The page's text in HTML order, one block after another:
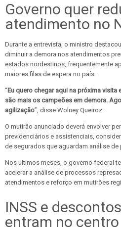
Governo quer
atendimento no
Durante a entrevista, o ministro
diminuir a demora nos atendimentos
estados nordestinos, frequentemente
maiores filas de espera no país.
“Eu quero chegar aqui na próxima visita
são mais os campeões em demora.
agilização”, disse Wolney Queiroz.
O mutirão anunciado deverá envolver
previdenciários e assistenciais,
de segurados que aguardam análise de
Nos últimos meses, o governo federal
acelerar a análise de processos
atendimentos e reforço em mutirões
INSS e
entram no